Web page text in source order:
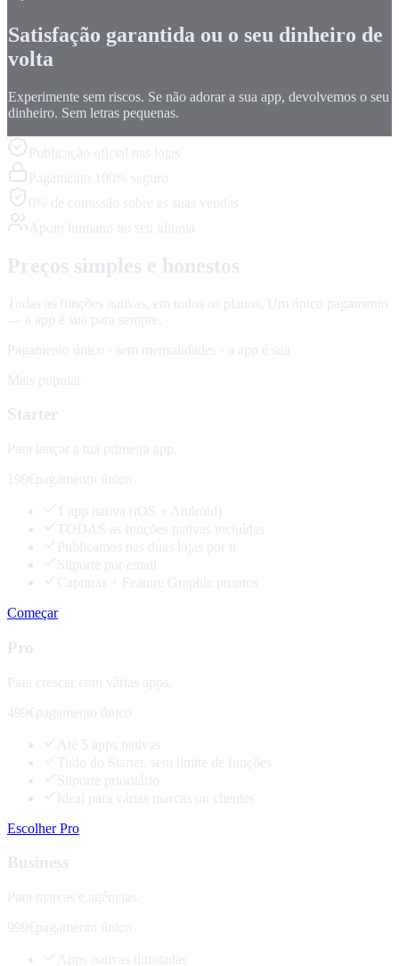
Satisfação garantida ou o seu dinheiro de
volta
Experimente sem riscos. Se não adorar a sua app, devolvemos o seu
dinheiro. Sem letras pequenas.
Publicação oficial nas lojas
Pagamento 100% seguro
0% de comissão sobre as suas vendas
Apoio humano no seu idioma
Preços simples e honestos
Todas as funções nativas, em todos os planos. Um único pagamento
— a app é sua para sempre.
Pagamento único · sem mensalidades · a app é sua
Mais popular
Starter
Para lançar a tua primeira app.
199€
pagamento único
1 app nativa (iOS + Android)
TODAS as funções nativas incluídas
Publicamos nas duas lojas por ti
Suporte por email
Capturas + Feature Graphic prontos
Começar
Pro
Para crescer com várias apps.
499€
pagamento único
Até 5 apps nativas
Tudo do Starter, sem limite de funções
Suporte prioritário
Ideal para várias marcas ou clientes
Escolher Pro
Business
Para marcas e agências.
999€
pagamento único
Apps nativas ilimitadas